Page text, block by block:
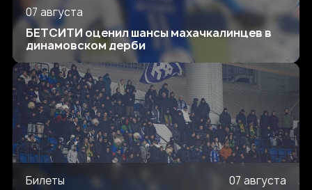
07 августа
БЕТСИТИ оценил шансы махачкалинцев в
динамовском дерби
Билеты 07 августа